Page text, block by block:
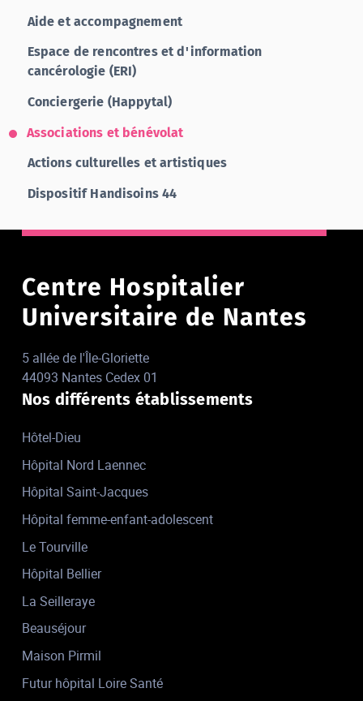
Aide et accompagnement
Espace de rencontres et d'information
cancérologie (ERI)
Conciergerie (Happytal)
Associations et bénévolat
Actions culturelles et artistiques
Dispositif Handisoins 44
Centre Hospitalier
Universitaire de Nantes
5 allée de l'Île-Gloriette
44093 Nantes Cedex 01
Nos différents établissements
Hôtel-Dieu
Hôpital Nord Laennec
Hôpital Saint-Jacques
Hôpital femme-enfant-adolescent
Le Tourville
Hôpital Bellier
La Seilleraye
Beauséjour
Maison Pirmil
Futur hôpital Loire Santé